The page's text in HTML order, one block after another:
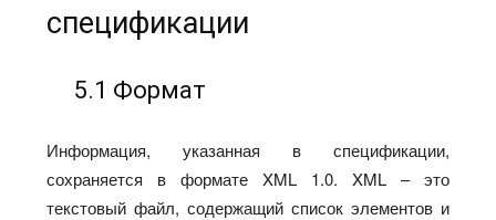
спецификации
5.1 Формат
Информация, указанная в спецификации,
сохраняется в формате XML 1.0. XML – это
текстовый файл, содержащий список элементов и